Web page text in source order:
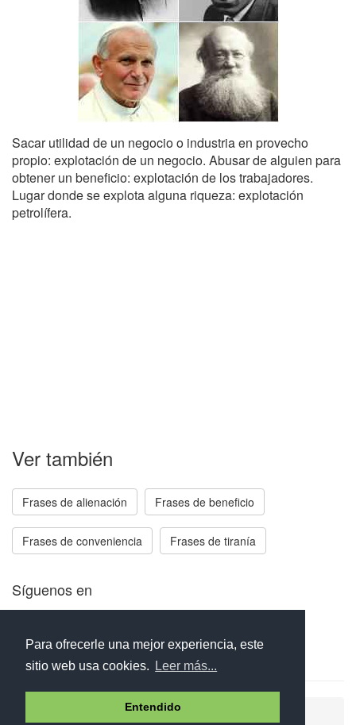
Para ofrecerle una mejor experiencia, este
sitio web usa cookies.
Leer más...
Entendido
Sacar utilidad de un negocio o industria en provecho
propio: explotación de un negocio. Abusar de alguien para
obtener un beneficio: explotación de los trabajadores.
Lugar donde se explota alguna riqueza: explotación
petrolífera.
Ver también
Frases de alienación Frases de beneficio
Frases de conveniencia Frases de tiranía
Síguenos en
Aviso legal